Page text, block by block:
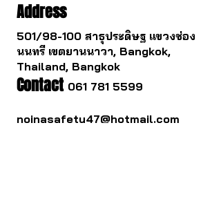
Address
501/98-100 สาธุประดิษฐ แขวงช่อง
นนทรี เขตยานนาวา, Bangkok,
Thailand, Bangkok
Contact 061 781 5599
noinasafety47@hotmail.com